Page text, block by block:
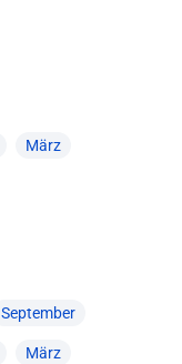
März
September
März